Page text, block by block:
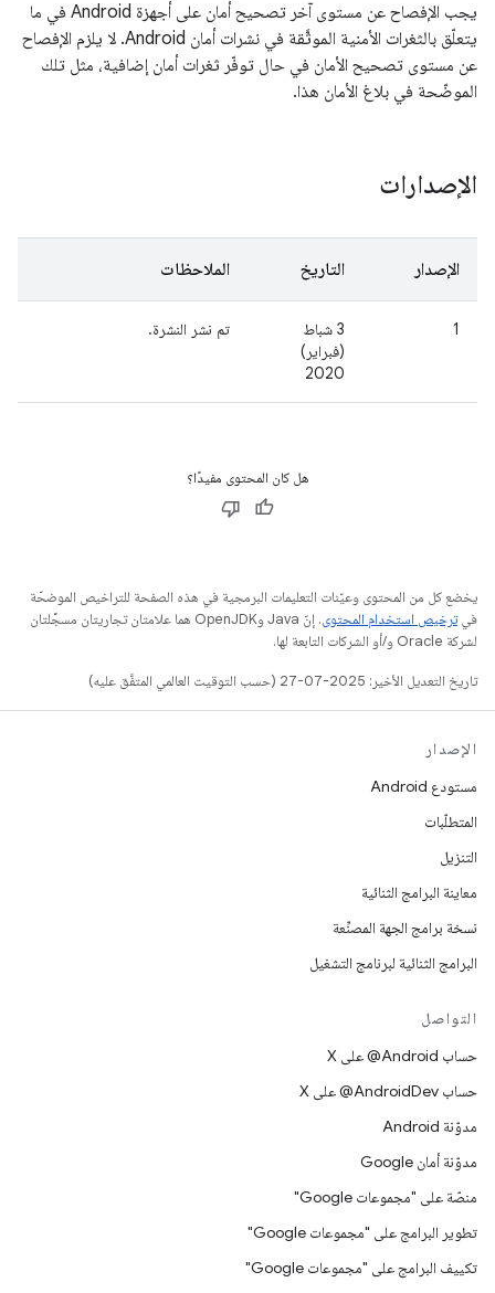
يجب الإفصاح عن مستوى آخر تصحيح أمان على أجهزة Android في ما
يتعلّق بالثغرات الأمنية الموثَّقة في نشرات أمان Android. لا يلزم الإفصاح
عن مستوى تصحيح الأمان في حال توفّر ثغرات أمان إضافية، مثل تلك
الموضّحة في بلاغ الأمان هذا.
الإصدارات
الإصدار التاريخ الملاحظات
1
3 شباط
(فبراير)
2020
تم نشر النشرة.
هل كان المحتوى مفيدًا؟
يخضع كل من المحتوى وعيّنات التعليمات البرمجية في هذه الصفحة للتراخيص الموضحّة
فيترخيص استخدام المحتوى
. إنّ Java وOpenJDK هما علامتان تجاريتان مسجَّلتان
لشركة Oracle و/أو الشركات التابعة لها.
تاريخ التعديل الأخير: 2025-07-27 (حسب التوقيت العالمي المتفَّق عليه)
الإصدار
مستودع Android
المتطلّبات
التنزيل
معاينة البرامج الثنائية
نسخة برامج الجهة المصنِّعة
البرامج الثنائية لبرنامج التشغيل
التواصل
حساب ‎@Android على X
حساب ‎@AndroidDev على X
مدوّنة Android
مدوّنة أمان Google
منصّة على "مجموعات Google"
تطوير البرامج على "مجموعات Google"
تكييف البرامج على "مجموعات Google"